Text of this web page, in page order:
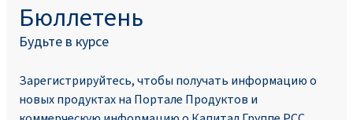
Бюллетень
Будьте в курсе
Зарегистрируйтесь, чтобы получать информацию о
новых продуктах на Портале Продуктoв и